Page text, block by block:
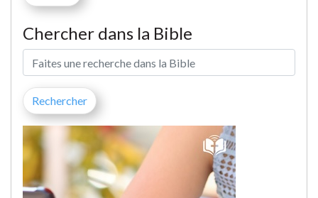
Chercher dans la Bible